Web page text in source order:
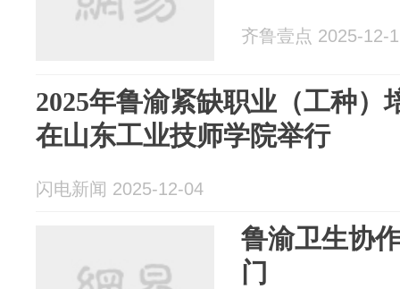
齐鲁壹点 2025-12-
2025年鲁渝紧缺职业（工种）
在山东工业技师学院举行
闪电新闻 2025-12-04
鲁渝卫生协
门